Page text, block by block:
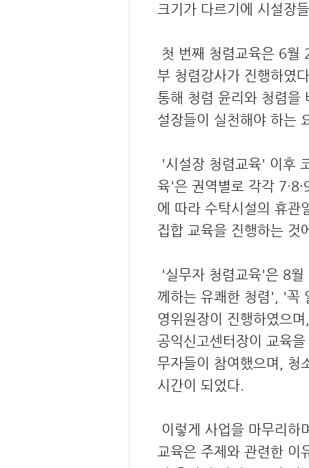
크기가 다르기에 시설장
첫 번째 청렴교육은 6월
부 청렴강사가 진행하였
통해 청렴 윤리와 청렴을
설장들이 실천해야 하는
'시설장 청렴교육' 이후
육'은 권역별로 각각
에 따라 수탁시설의 휴관
집합 교육을 진행하는 것
'실무자 청렴교육'은 8
께하는 유쾌한 청렴', '꼭
영위원장이 진행하였으
공익신고센터장이 교육
무자들이 참여했으며, 청
시간이 되었다.
이렇게 사업을 마무리하
교육은 주제와 관련한 이